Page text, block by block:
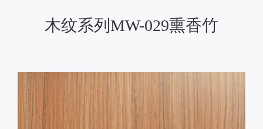
木纹系列MW-029熏香竹